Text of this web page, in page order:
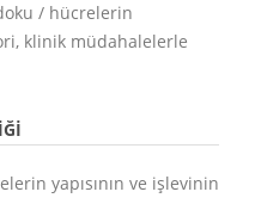
/ hücrelerin
klinik müdahalelerle
yapısının ve işlevinin